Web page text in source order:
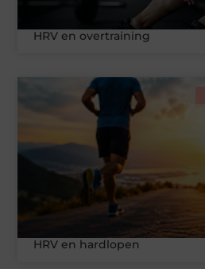
HRV en overtraining
HRV en hardlopen